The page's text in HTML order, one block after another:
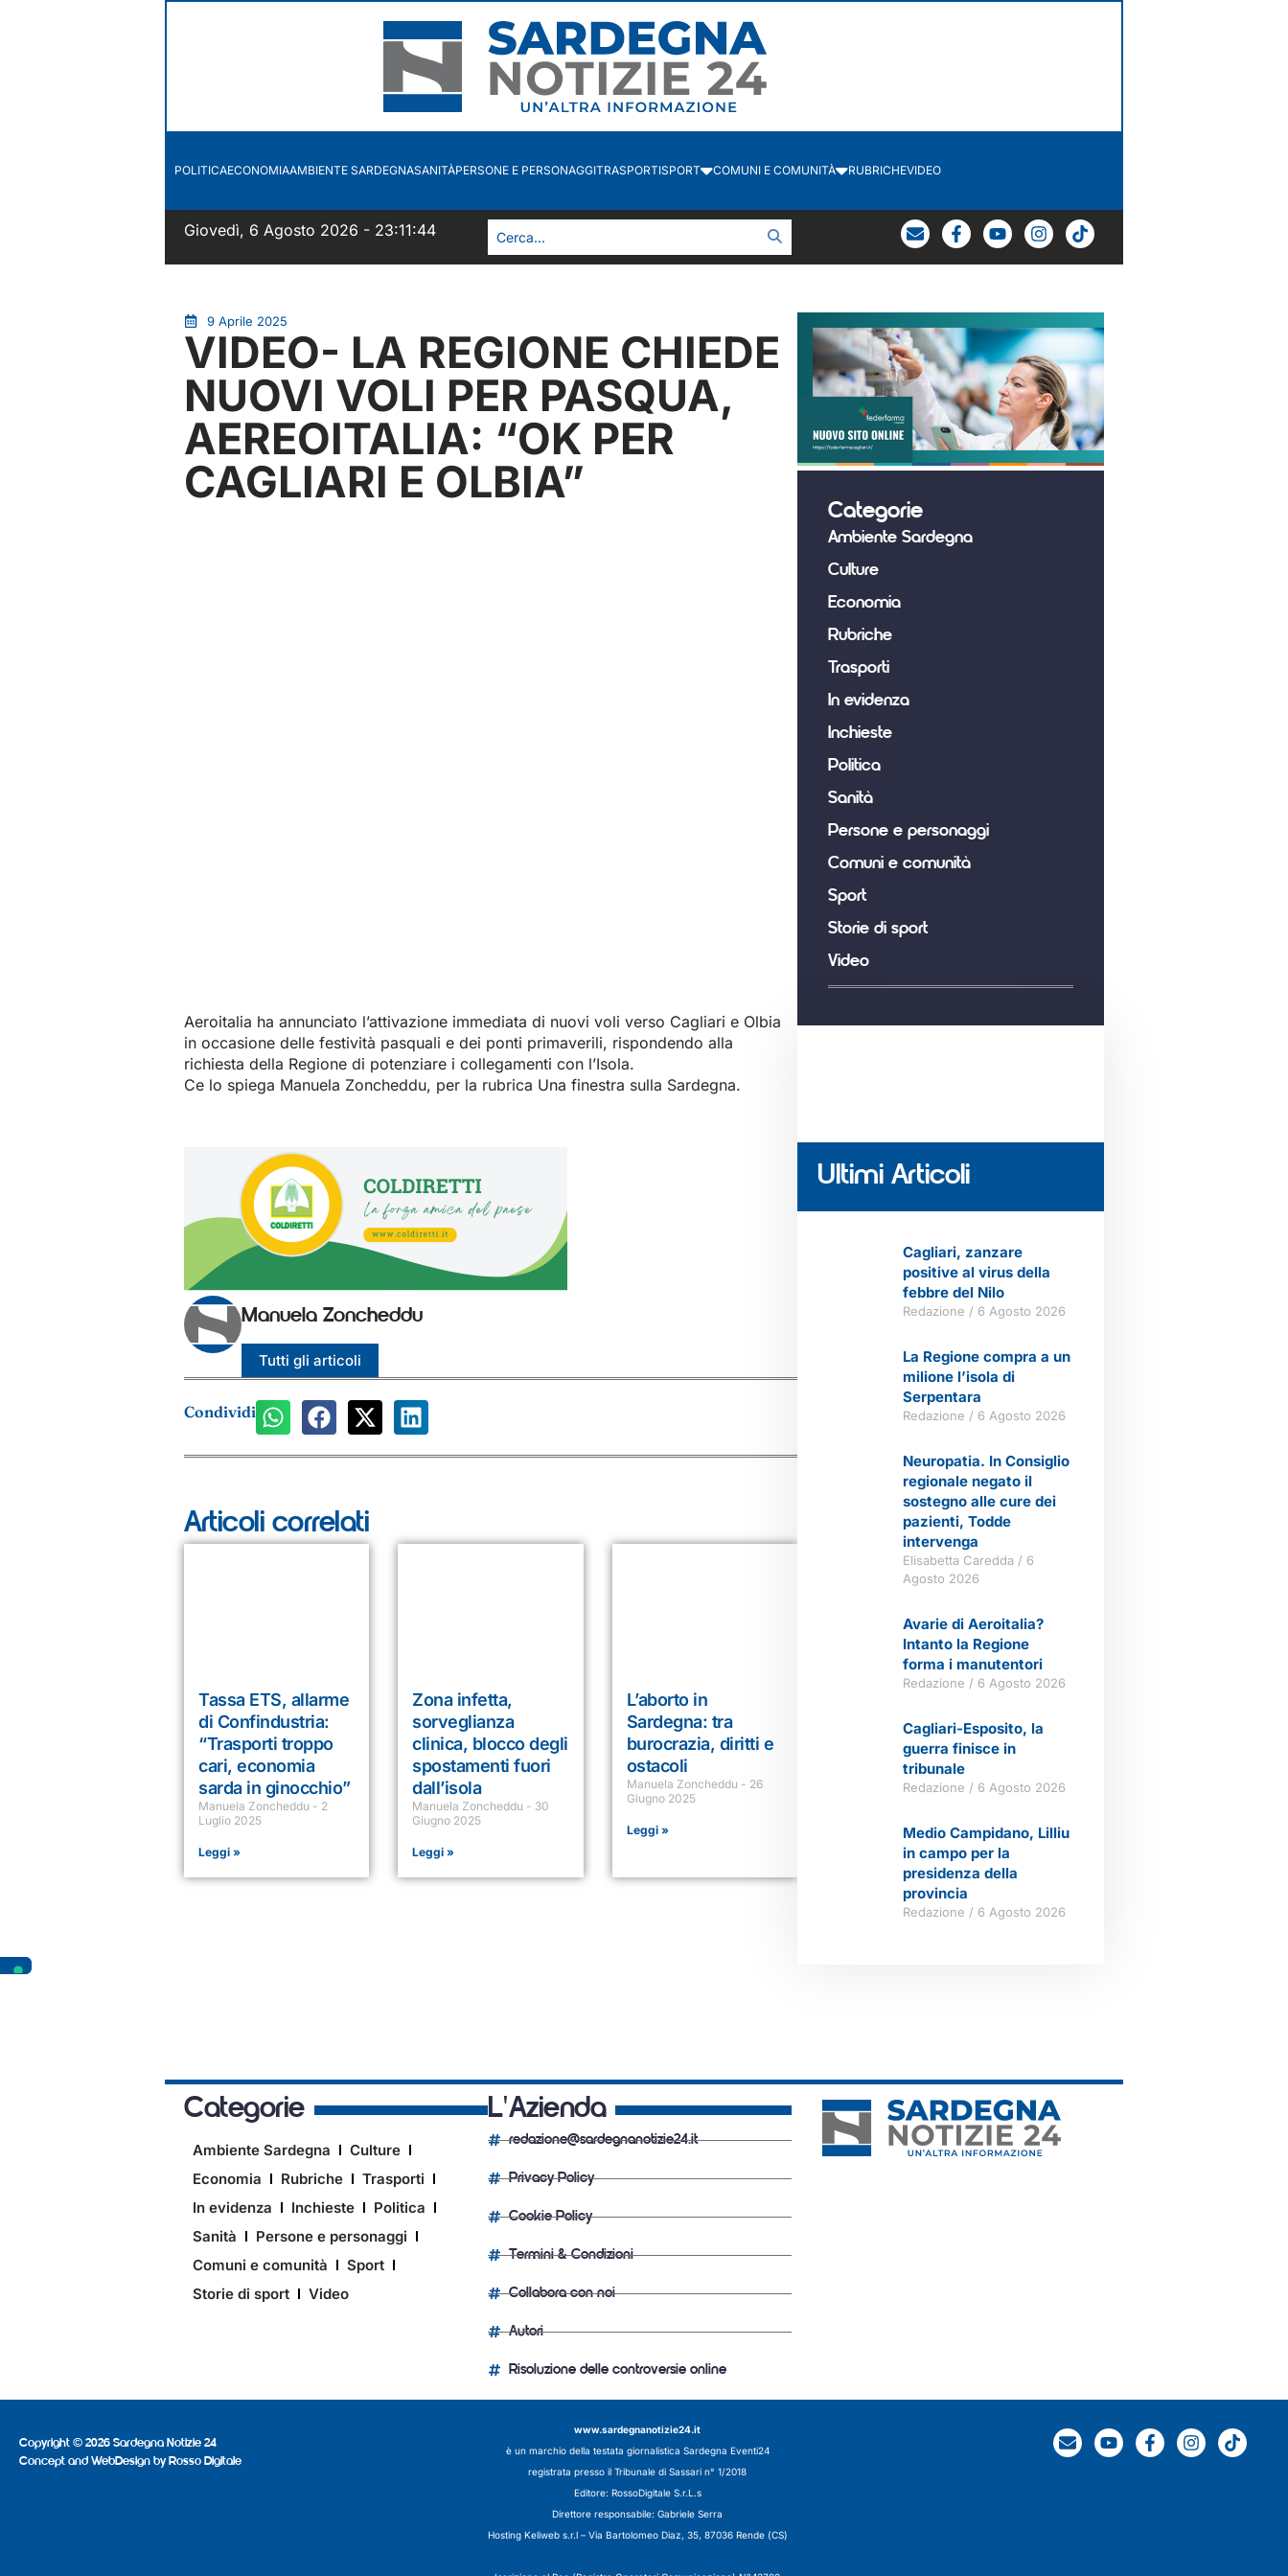
POLITICAECONOMIAAMBIENTE SARDEGNASANITÀPERSONE E PERSONAGGITRASPORTISPORT COMUNI E COMUNITÀ RUBRICHEVIDEO
Giovedì, 6 Agosto 2026 - 23:11:45
9 Aprile 2025
VIDEO- LA REGIONE CHIEDE
NUOVI VOLI PER PASQUA,
AEREOITALIA: “OK PER
CAGLIARI E OLBIA”
Aeroitalia ha annunciato l’attivazione immediata di nuovi voli verso Cagliari e Olbia
in occasione delle festività pasquali e dei ponti primaverili, rispondendo alla
richiesta della Regione di potenziare i collegamenti con l’Isola.
Ce lo spiega Manuela Zoncheddu, per la rubrica Una finestra sulla Sardegna.
Manuela Zoncheddu
Tutti gli articoli
Condividi
Articoli correlati
Tassa ETS, allarme
di Confindustria:
“Trasporti troppo
cari, economia
sarda in ginocchio”
Manuela Zoncheddu
2
Luglio 2025
Leggi »
Zona infetta,
sorveglianza
clinica, blocco degli
spostamenti fuori
dall’isola
Manuela Zoncheddu
30
Giugno 2025
Leggi »
L’aborto in
Sardegna: tra
burocrazia, diritti e
ostacoli
Manuela Zoncheddu
26
Giugno 2025
Leggi »
Categorie
Ambiente Sardegna
Culture
Economia
Rubriche
Trasporti
In evidenza
Inchieste
Politica
Sanità
Persone e personaggi
Comuni e comunità
Sport
Storie di sport
Video
Ultimi Articoli
Cagliari, zanzare
positive al virus della
febbre del Nilo
Redazione 6 Agosto 2026
La Regione compra a un
milione l’isola di
Serpentara
Redazione 6 Agosto 2026
Neuropatia. In Consiglio
regionale negato il
sostegno alle cure dei
pazienti, Todde
intervenga
Elisabetta Caredda
6
Agosto 2026
Avarie di Aeroitalia?
Intanto la Regione
forma i manutentori
Redazione 6 Agosto 2026
Cagliari-Esposito, la
guerra finisce in
tribunale
Redazione 6 Agosto 2026
Medio Campidano, Lilliu
in campo per la
presidenza della
provincia
Redazione 6 Agosto 2026
Categorie
Ambiente Sardegna
Culture
Economia
Rubriche
Trasporti
In evidenza
Inchieste
Politica
Sanità
Persone e personaggi
Comuni e comunità
Sport
Storie di sport
Video
L'Azienda
redazione@sardegnanotizie24.it
Privacy Policy
Cookie Policy
Termini & Condizioni
Collabora con noi
Autori
Risoluzione delle controversie online
Copyright © 2026 Sardegna Notizie 24
Concept and WebDesign by Rosso Digitale
www.sardegnanotizie24.it
è un marchio della testata giornalistica Sardegna Eventi24
registrata presso il Tribunale di Sassari n° 1/2018
Editore: RossoDigitale S.r.L.s
Direttore responsabile: Gabriele Serra
Hosting Keliweb s.r.l – Via Bartolomeo Diaz, 35, 87036 Rende (CS)